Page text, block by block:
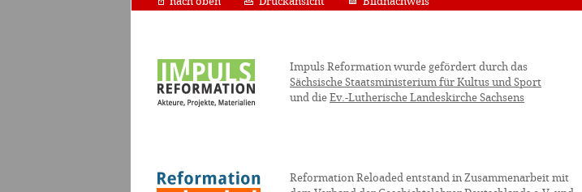
Impuls Reformation wurde gefördert durch das
Sächsische Staatsministerium für Kultus und Sport
und die Ev.-Lutherische Landeskirche Sachsens
Reformation Reloaded entstand in Zusammenarbeit mit